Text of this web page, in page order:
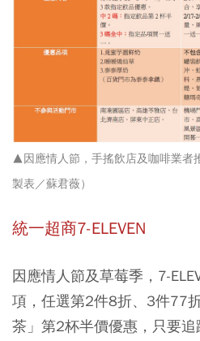
▲因應情人節，手搖飲店及咖啡業者
製表／蘇君薇）
統一超商7-ELEVEN
因應情人節及草莓季，7-
項，任選第2件8折、3件77
茶」第2杯半價優惠，只要追